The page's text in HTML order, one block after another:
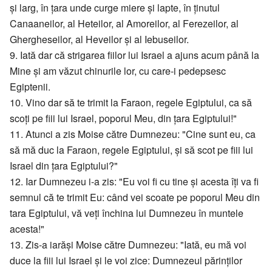
și larg, în țara unde curge miere și lapte, în ținutul
Canaaneilor, al Heteilor, al Amoreilor, al Ferezeilor, al
Ghergheseilor, al Heveilor și al Iebuseilor.
9. Iată dar că strigarea fiilor lui Israel a ajuns acum până la
Mine și am văzut chinurile lor, cu care-i pedepsesc
Egiptenii.
10. Vino dar să te trimit la Faraon, regele Egiptului, ca să
scoți pe fiii lui Israel, poporul Meu, din țara Egiptului!"
11. Atunci a zis Moise către Dumnezeu: "Cine sunt eu, ca
să mă duc la Faraon, regele Egiptului, și să scot pe fiii lui
Israel din țara Egiptului?"
12. Iar Dumnezeu i-a zis: "Eu voi fi cu tine și acesta îți va fi
semnul că te trimit Eu: când vei scoate pe poporul Meu din
tara Egiptului, vă veți închina lui Dumnezeu în muntele
acesta!"
13. Zis-a iarăși Moise către Dumnezeu: "Iată, eu mă voi
duce la fiii lui Israel și le voi zice: Dumnezeul părinților